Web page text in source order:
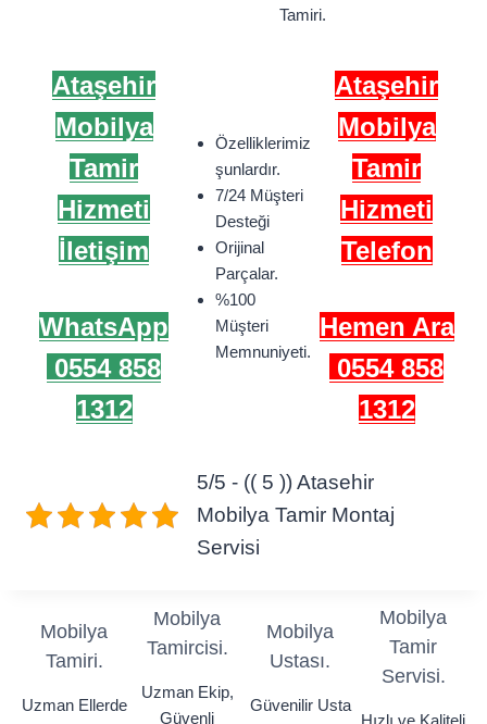
Tamiri.
Ataşehir
Mobilya
Tamir
Hizmeti
İletişim
WhatsApp
0554 858
1312
Özelliklerimiz
şunlardır.
7/24 Müşteri
Desteği
Orijinal
Parçalar.
%100
Müşteri
Memnuniyeti.
Ataşehir
Mobilya
Tamir
Hizmeti
Telefon
Hemen Ara
0554 858
1312
5/5 - (( 5 )) Atasehir
Mobilya Tamir Montaj
Servisi
Mobilya
Tamiri.
Uzman Ellerde
Mobilya
Tamircisi.
Uzman Ekip,
Güvenli
Mobilya
Ustası.
Güvenilir Usta
Mobilya
Tamir
Servisi.
Hızlı ve Kaliteli